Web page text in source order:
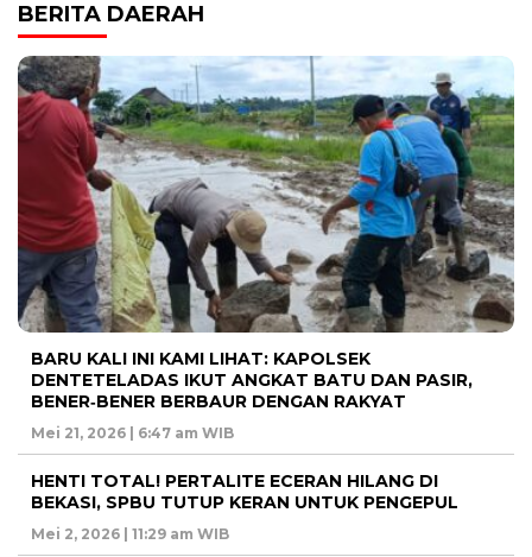
BERITA DAERAH
BARU KALI INI KAMI LIHAT: KAPOLSEK
DENTETELADAS IKUT ANGKAT BATU DAN PASIR,
BENER‑BENER BERBAUR DENGAN RAKYAT
Mei 21, 2026 | 6:47 am WIB
HENTI TOTAL! PERTALITE ECERAN HILANG DI
BEKASI, SPBU TUTUP KERAN UNTUK PENGEPUL
Mei 2, 2026 | 11:29 am WIB